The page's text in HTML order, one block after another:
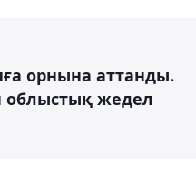
орнына аттанды.
облыстық жедел